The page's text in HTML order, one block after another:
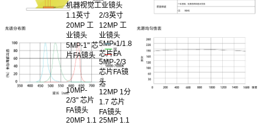
机器视觉工业镜头
1.1英寸
20MP 工
业镜头
2/3英寸
12MP 工
业镜头
5MP-1" 芯
片FA镜头
5MP-1/1.8
芯片FA
5MP-2/3
芯片FA镜
头
10MP-
2/3" 芯片
FA镜头
12MP 1分
1.7 芯片
FA镜头
20MP 1.1 25MP 1.1